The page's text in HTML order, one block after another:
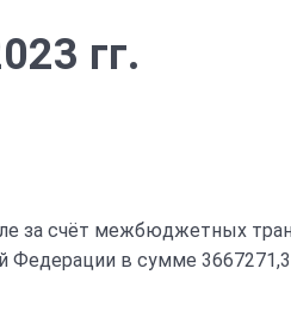
гг.
за счёт межбюджетных
в сумме